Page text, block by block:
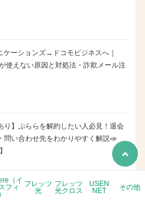
ケーションズ→ドコモビジネスへ｜
使えない原因と対処法・詐欺メール注
り】ぷららを解約したい人必見！退会
問い合わせ先をわかりやすく解説📣
ンが順次終了】切替えプロバイダは
（イ
フィ
フレッツ
光
フレッツ
光クロス
USEN
NET
その他